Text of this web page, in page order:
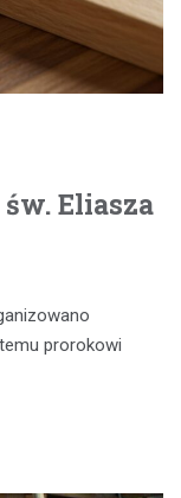
Eliasza
prorokowi